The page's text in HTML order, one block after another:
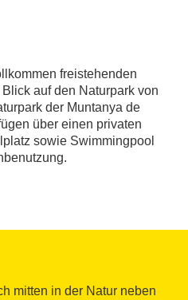
freistehenden
auf den Naturpark von
der Muntanya de
über einen privaten
sowie Swimmingpool
mitten in der Natur neben